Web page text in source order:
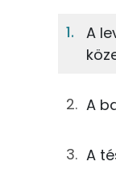
A
A
A